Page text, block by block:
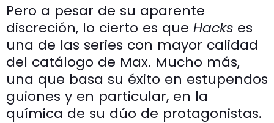
Pero a pesar de su aparente
discreción, lo cierto es que Hacks es
una de las series con mayor calidad
del catálogo de Max. Mucho más,
una que basa su éxito en estupendos
guiones y en particular, en la
química de su dúo de protagonistas.